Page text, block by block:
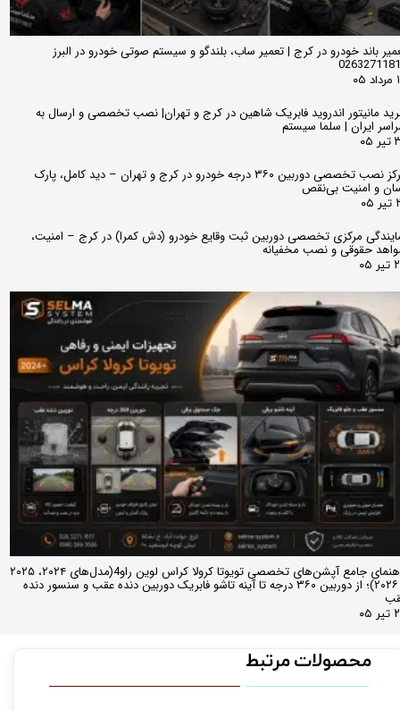
باند خودرو در کرج | تعمیر ساب، بلندگو و سیستم صوتی خودرو در البرز
مانیتور اندروید فابریک شاهین در کرج و تهران| نصب تخصصی و ارسال به
ایران | سلما سیستم
مرکز نصب تخصصی دوربین ۳۶۰ درجه خودرو در کرج و تهران – دید کامل، پارک
و امنیت بی‌نقص
مرکزی تخصصی دوربین ثبت وقایع خودرو (دش کمرا) در کرج – امنیت،
حقوقی و نصب مخفیانه
راهنمای جامع آپشن‌های تخصصی تویوتا کرولا کراس لوین راو4(مدل‌های ۲۰۲۴، ۲۰۲۵
و ۲۰۲۶)؛ از دوربین ۳۶۰ درجه تا آینه تاشو فابریک دوربین دنده عقب و سنسور دنده
محصولات مرتبط